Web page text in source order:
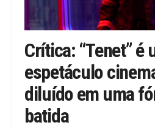
Crítica: “Tenet” é
espetáculo
diluído em uma
batida